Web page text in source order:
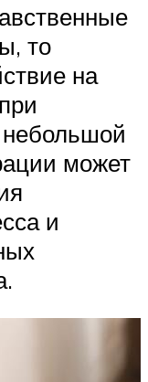
то
на
может
и